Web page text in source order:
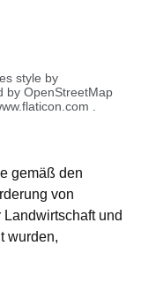
style by
by OpenStreetMap
.
gemäß den
von
und
wurden,